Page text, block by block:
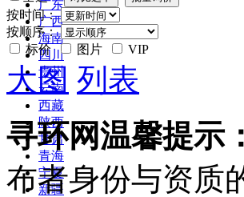
广东
广西
海南
四川
贵州
云南
西藏
陕西
甘肃
青海
宁夏
新疆
按时间：
按顺序：
标价
图片 VIP
大图 列表
寻环网温馨提示：
布者身份与资质